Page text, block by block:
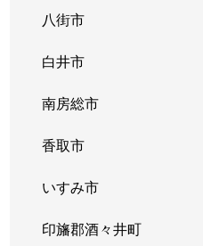
八街市
白井市
南房総市
香取市
いすみ市
印旛郡酒々井町